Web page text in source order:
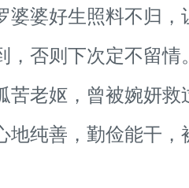
婆婆好生照料不归，
，否则下次定不留情
老妪，曾被婉妍救
地纯善，勤俭能干